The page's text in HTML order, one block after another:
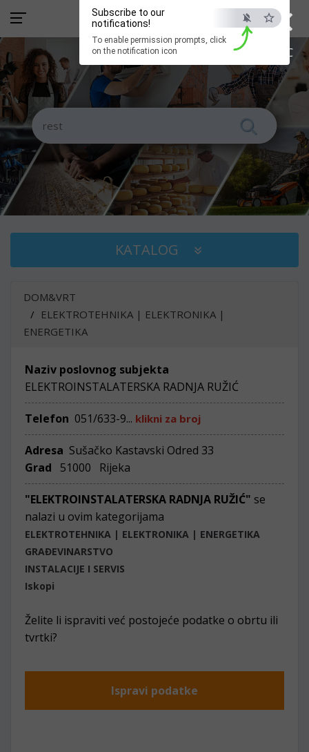
×
ESC
Subscribe to our
notifications!
To enable permission prompts, click
on the notification icon
KATALOG
DOM&VRT
ELEKTROTEHNIKA | ELEKTRONIKA |
ENERGETIKA
Naziv poslovnog subjekta
ELEKTROINSTALATERSKA RADNJA RUŽIĆ
Telefon 051/633-9... klikni za broj
Adresa Sušačko Kastavski Odred 33
Grad
51000 Rijeka
"ELEKTROINSTALATERSKA RADNJA RUŽIĆ" se
nalazi u ovim kategorijama
ELEKTROTEHNIKA | ELEKTRONIKA | ENERGETIKA
GRAĐEVINARSTVO
INSTALACIJE I SERVIS
Iskopi
Želite li ispraviti već postojeće podatke o obrtu ili
tvrtki?
Ispravi podatke